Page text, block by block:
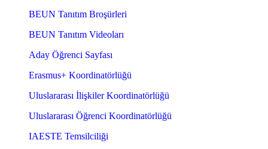
BEUN Tanıtım Broşürleri
BEUN Tanıtım Videoları
Aday Öğrenci Sayfası
Erasmus+ Koordinatörlüğü
Uluslararası İlişkiler Koordinatörlüğü
Uluslararası Öğrenci Koordinatörlüğü
IAESTE Temsilciliği